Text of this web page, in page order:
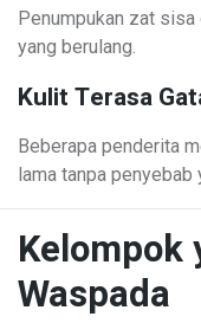
Penumpukan zat sisa
yang berulang.
Kulit Terasa
Beberapa penderita
lama tanpa penyebab
Kelompok
Waspada